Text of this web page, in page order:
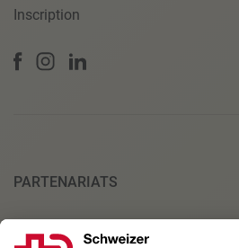
Inscription
PARTENARIATS